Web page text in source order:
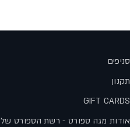
סניפים
תקנון
GIFT CARDS
אודות מגה ספורט - רשת הספורט של